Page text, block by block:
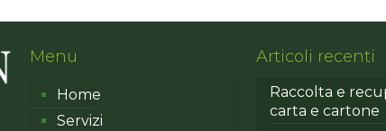
Menu
Home
Servizi
Articoli recenti
Raccolta e
carta e cartone